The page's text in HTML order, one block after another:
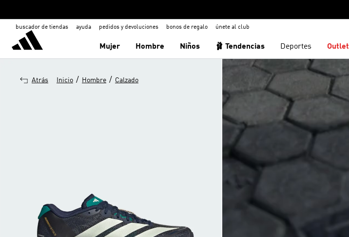
buscador de tiendas ayuda pedidos y devoluciones bonos de regalo únete al club
Mujer Hombre Niños 🩰 Tendencias Deportes Outlet
Atrás Inicio / Hombre / Calzado